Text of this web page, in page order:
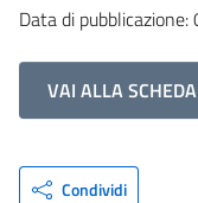
Data di
VAI ALLA
Condividi